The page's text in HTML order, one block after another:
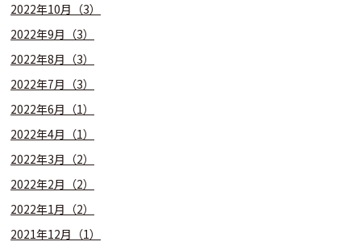
2022年10月（3）
2022年9月（3）
2022年8月（3）
2022年7月（3）
2022年6月（1）
2022年4月（1）
2022年3月（2）
2022年2月（2）
2022年1月（2）
2021年12月（1）